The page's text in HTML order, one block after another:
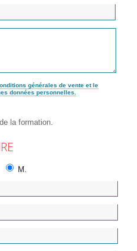
générales de vente et le
données personnelles.
la formation.
M.